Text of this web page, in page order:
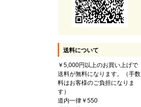
送料について
￥5,000円以上のお買い上げで
送料が無料になります。（手数
料はお客様のご負担になりま
す）
道内一律￥550